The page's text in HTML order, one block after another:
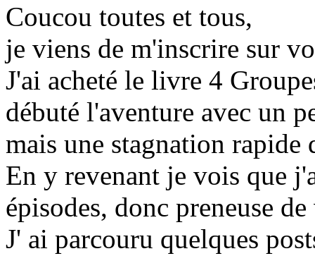
Coucou toutes et tous,
je viens de m'inscrire sur
J'ai acheté le livre 4
débuté l'aventure avec un
mais une stagnation
En y revenant je vois que
épisodes, donc preneuse
J' ai parcouru quelques